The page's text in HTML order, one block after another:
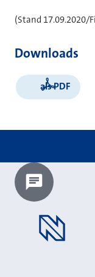
(Stand 17.09.2020/
Downloads
als PDF
Chatbot laden?